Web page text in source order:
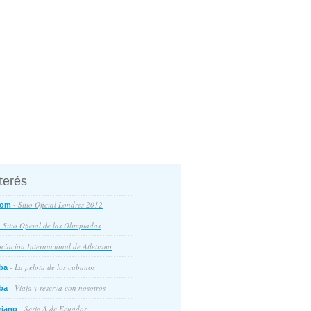
- Sitio Oficial Londres 2012
Sitio Oficial de las Olimpiadas
Internacional de Atletismo
- La pelota de los cubanos
- Viaja y reserva con nosotros
- Serie A de Ecuador